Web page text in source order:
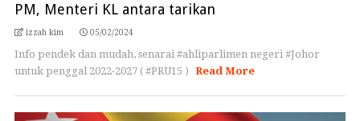
PM, Menteri KL antara tarikan
izzah kim 05/02/2024
Info pendek dan mudah, senarai #ahliparlimen negeri #Johor
untuk penggal 2022-2027 ( #PRU15 ) Read More